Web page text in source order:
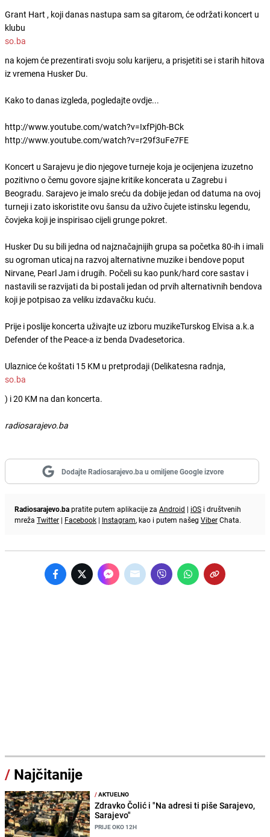
Grant Hart , koji danas nastupa sam sa gitarom, će održati koncert u
klubu
so.ba
na kojem će prezentirati svoju solu karijeru, a prisjetiti se i starih hitova
iz vremena Husker Du.
Kako to danas izgleda, pogledajte ovdje...
http://www.youtube.com/watch?v=IxfPj0h-BCk
http://www.youtube.com/watch?v=r29f3uFe7FE
Koncert u Sarajevu je dio njegove turneje koja je ocijenjena izuzetno
pozitivno o čemu govore sjajne kritike koncerata u Zagrebu i
Beogradu. Sarajevo je imalo sreću da dobije jedan od datuma na ovoj
turneji i zato iskoristite ovu šansu da uživo čujete istinsku legendu,
čovjeka koji je inspirisao cijeli grunge pokret.
Husker Du su bili jedna od najznačajnijih grupa sa početka 80-ih i imali
su ogroman uticaj na razvoj alternativne muzike i bendove poput
Nirvane, Pearl Jam i drugih. Počeli su kao punk/hard core sastav i
nastavili se razvijati da bi postali jedan od prvih alternativnih bendova
koji je potpisao za veliku izdavačku kuću.
Prije i poslije koncerta uživajte uz izboru muzikeTurskog Elvisa a.k.a
Defender of the Peace-a iz benda Dvadesetorica.
Ulaznice će koštati 15 KM u pretprodaji (Delikatesna radnja,
so.ba
) i 20 KM na dan koncerta.
radiosarajevo.ba
Dodajte Radiosarajevo.ba u omiljene Google izvore
Radiosarajevo.bapratite putem aplikacije za Android | iOS i društvenih
mreža Twitter | Facebook | Instagram, kao i putem našeg ViberChata.
/ Najčitanije
/AKTUELNO
Zdravko Čolić i "Na adresi ti piše Sarajevo,
Sarajevo"
PRIJE OKO 12H